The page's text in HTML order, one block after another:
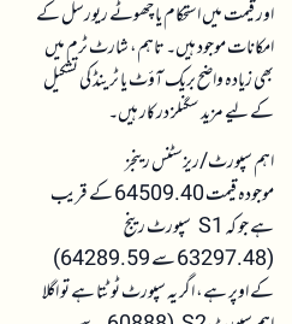
اور قیمت میں استحکام یا چھوٹے ریورسل کے
امکانات موجود ہیں۔ تاہم، شارٹ ٹرم میں
بھی زیادہ واضح بریک آؤٹ یا ٹرینڈ کی تشکیل
کے لیے مزید سگنلز درکار ہیں۔
اہم سپورٹ/ریزسٹنس رینجز
موجودہ قیمت 64509.40 کے قریب
ہے جو کہ S1 سپورٹ رینج
(63297.48 سے 64289.59)
کے اوپر ہے، اگر یہ سپورٹ ٹوٹتا ہے تو اگلا